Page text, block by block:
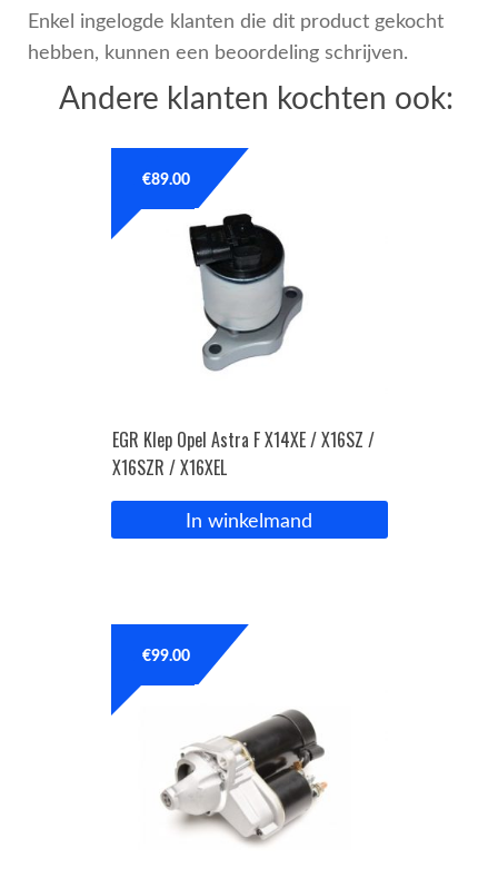
Enkel ingelogde klanten die dit product gekocht
hebben, kunnen een beoordeling schrijven.
Andere klanten kochten ook:
EGR Klep Opel Astra F X14XE / X16SZ /
X16SZR / X16XEL
€89.00
In winkelmand
€99.00